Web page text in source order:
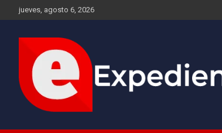
Saltar
al
jueves, agosto 6, 2026
Expediente